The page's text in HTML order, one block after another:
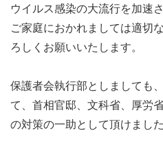
ウイルス感染の大流行を加速
ご家庭におかれましては適切
ろしくお願いいたします。
保護者会執行部としましても
て、首相官邸、文科省、厚労
の対策の一助として頂けまし